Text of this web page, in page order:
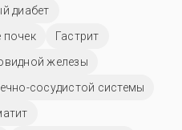
диабет
почек
Гастрит
железы
сосудистой системы